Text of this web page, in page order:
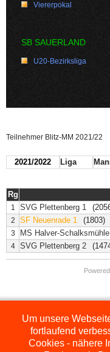
Viererpokal
SB SAUERLAND
U20-Bezirksliga
Teilnehmer Blitz-MM 2021/22
2021/2022 Liga
Rg
1 SVG Plettenberg 1
2 SF Neuenrade 1 (1803)
3 MS Halver-
4 SVG Plettenberg 2
Die hier dargestellten Ligen
Orginal aufhttp://
Um unsere
fortlaufend
Cookies - nähere